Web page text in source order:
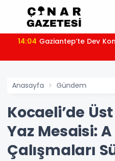
14:04 Gaziantep’te Dev
Anasayfa Gündem
Kocaeli’de
Yaz Mesaisi: A
Çalışmaları